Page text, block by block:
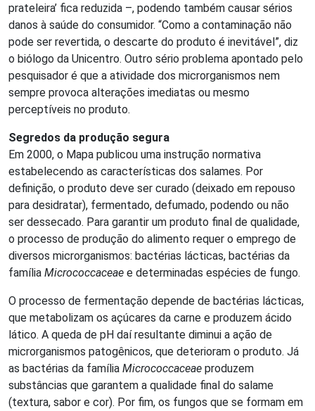
prateleira’ fica reduzida –, podendo também causar sérios
danos à saúde do consumidor. “Como a contaminação não
pode ser revertida, o descarte do produto é inevitável”, diz
o biólogo da Unicentro. Outro sério problema apontado pelo
pesquisador é que a atividade dos microrganismos nem
sempre provoca alterações imediatas ou mesmo
perceptíveis no produto.
Segredos da produção segura
Em 2000, o Mapa publicou uma instrução normativa
estabelecendo as características dos salames. Por
definição, o produto deve ser curado (deixado em repouso
para desidratar), fermentado, defumado, podendo ou não
ser dessecado. Para garantir um produto final de qualidade,
o processo de produção do alimento requer o emprego de
diversos microrganismos: bactérias lácticas, bactérias da
família Micrococcaceae e determinadas espécies de fungo.
O processo de fermentação depende de bactérias lácticas,
que metabolizam os açúcares da carne e produzem ácido
lático. A queda de pH daí resultante diminui a ação de
microrganismos patogênicos, que deterioram o produto. Já
as bactérias da família Micrococcaceae produzem
substâncias que garantem a qualidade final do salame
(textura, sabor e cor). Por fim, os fungos que se formam em